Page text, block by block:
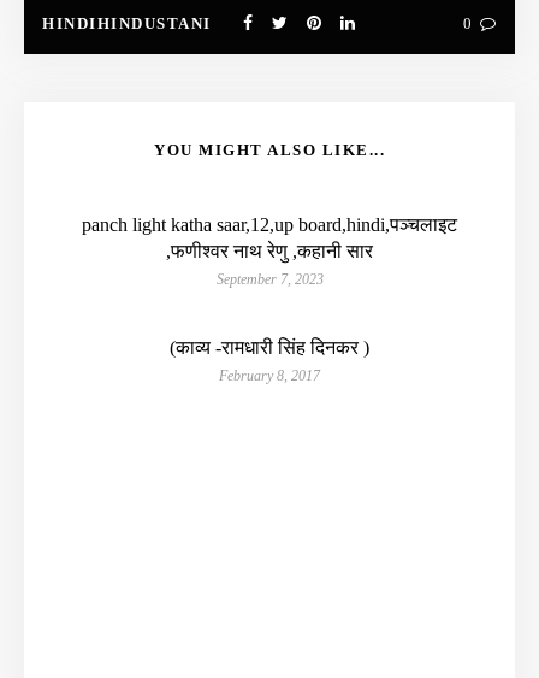
HINDIHINDUSTANI 0
YOU MIGHT ALSO LIKE...
panch light katha saar,12,up board,hindi,पञ्चलाइट
,फणीश्वर नाथ रेणु ,कहानी सार
September 7, 2023
(काव्य -रामधारी सिंह दिनकर )
February 8, 2017